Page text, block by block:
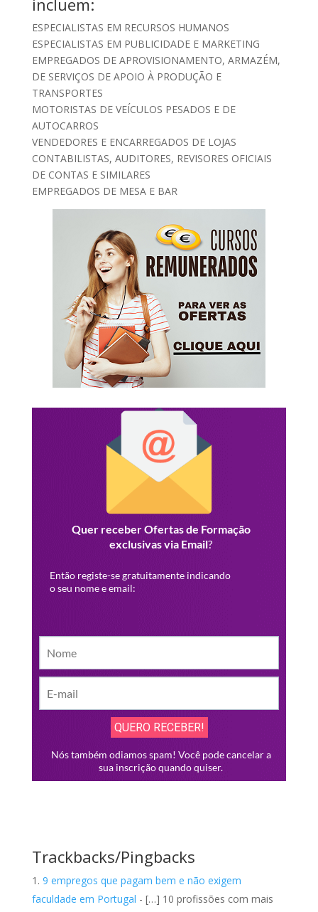
incluem:
ESPECIALISTAS EM RECURSOS HUMANOS
ESPECIALISTAS EM PUBLICIDADE E MARKETING
EMPREGADOS DE APROVISIONAMENTO, ARMAZÉM,
DE SERVIÇOS DE APOIO À PRODUÇÃO E
TRANSPORTES
MOTORISTAS DE VEÍCULOS PESADOS E DE
AUTOCARROS
VENDEDORES E ENCARREGADOS DE LOJAS
CONTABILISTAS, AUDITORES, REVISORES OFICIAIS
DE CONTAS E SIMILARES
EMPREGADOS DE MESA E BAR
Trackbacks/Pingbacks
9 empregos que pagam bem e não exigem
faculdade em Portugal - […] 10 profissões com mais